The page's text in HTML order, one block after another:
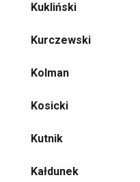
Kukliński
Kurczewski
Kolman
Kosicki
Kutnik
Kałdunek